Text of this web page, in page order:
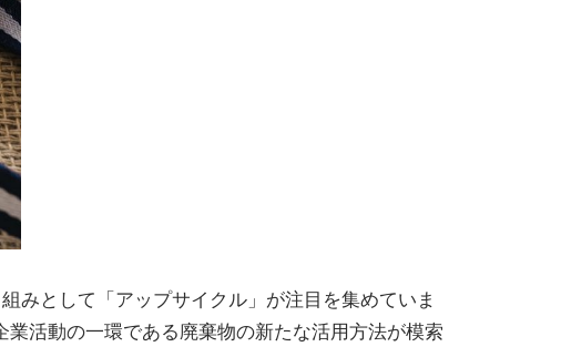
みとして「アップサイクル」が注目を集めていま
活動の一環である廃棄物の新たな活用方法が模索